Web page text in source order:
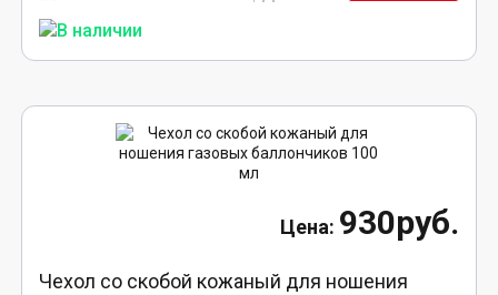
930руб.
Чехол со скобой кожаный для ношения